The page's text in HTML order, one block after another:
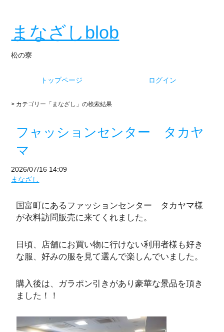
まなざしblob
松の寮
トップページ ログイン
> カテゴリー「まなざし」の検索結果
フャッションセンター タカヤ
マ
2026/07/16 14:09
まなざし
国富町にあるファッションセンター タカヤマ様
が衣料訪問販売に来てくれました。
日頃、店舗にお買い物に行けない利用者様も好き
な服、好みの服を見て選んで楽しんでいました。
購入後は、ガラポン引きがあり豪華な景品を頂き
ました！！